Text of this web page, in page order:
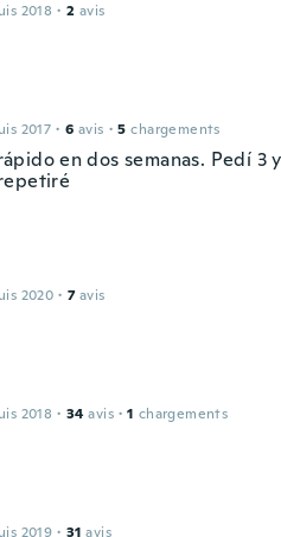
2018 · 2 avis
2017 · 6 avis · 5 chargements
en dos semanas. Pedí
2020 · 7 avis
2018 · 34 avis · 1 chargements
2019 · 31 avis